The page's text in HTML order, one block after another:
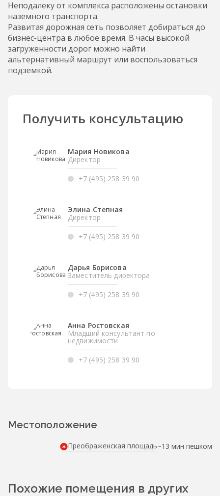
Неподалеку от комплекса расположены остановки
наземного транспорта.
Развитая дорожная сеть позволяет добираться до
бизнес-центра в любое время. В часы высокой
загруженности дорог можно найти
альтернативный маршрут или воспользоваться
подземкой.
Получить консультацию
Мария Новикова
Директор
+7 (495) 258 39 90
Элина Степная
Директор
+7 (495) 258 39 90
Дарья Борисова
Заместитель директора
+7 (495) 258 39 90
Анна Ростовская
Младший консультант по
недвижимости
+7 (495) 258 39 90
Местоположение
Преображенская площадь~13 мин пешком
Похожие помещения в других